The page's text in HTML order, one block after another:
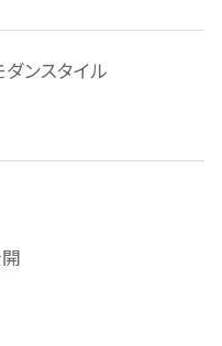
ンスタイル